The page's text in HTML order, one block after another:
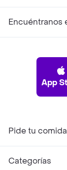
Encuéntranos
App
Pide tu
Categorías